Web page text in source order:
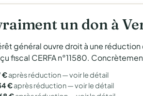
un don à
général ouvre droit à une
fiscal CERFA n°11580.
€après réduction —voir le détail
€après réduction —voir le détail